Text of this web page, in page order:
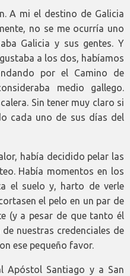
A mi el destino de Galicia
no se me ocurría uno
Galicia y sus gentes. Y
a los dos, habíamos
por el Camino de
medio gallego.
Sin tener muy claro si
cada uno de sus días del
había decidido pelar las
Había momentos en los
el suelo y, harto de verle
el pelo en un par de
(y a pesar de que tanto él
nuestras credenciales de
ese pequeño favor.
Apóstol Santiago y a San